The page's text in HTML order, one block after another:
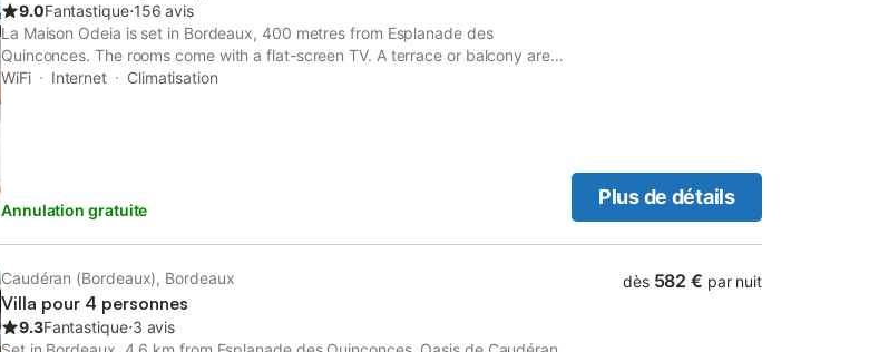
9.0Fantastique⋅156 avis
La Maison Odeia is set in Bordeaux, 400 metres from Esplanade des
Quinconces. The rooms come with a flat-screen TV. A terrace or balcony are
featured in certain rooms. For your comfort, you will find free toiletries and a
WiFi Internet Climatisation
Annulation gratuite
Plus de détails
Caudéran (Bordeaux), Bordeaux
Villa pour 4 personnes
9.3Fantastique⋅3 avis
dès 582 € par nuit